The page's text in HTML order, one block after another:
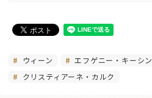
ウィーン エフゲニー・キーシン
クリスティアーネ・カルク